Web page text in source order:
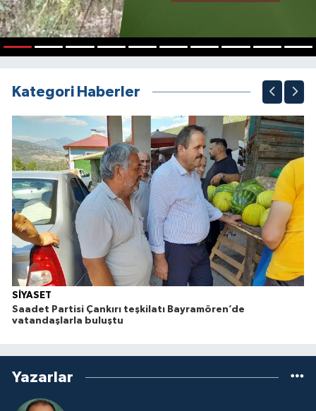
Kategori Haberler
SİYASET
Saadet Partisi Çankırı teşkilatı Bayramören’de
vatandaşlarla buluştu
Yazarlar